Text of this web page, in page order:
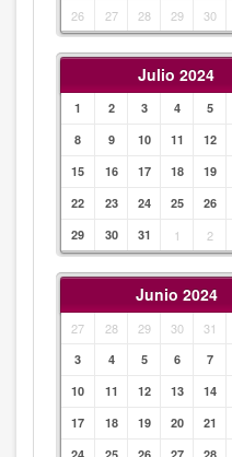
26
27 28 29 30
Julio 2024
1 2 3 4 5
8
9 10 11 12
15
16 17 18 19
22
23 24 25 26
29
30 31 1 2
Junio 2024
27 28 29 30 31
3
4 5 6 7
10
11 12 13 14
17
18 19 20 21